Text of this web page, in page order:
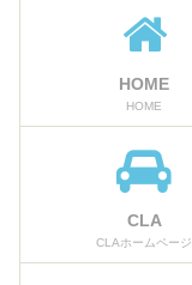
HOME
HOME
CLA
CLAホームページ